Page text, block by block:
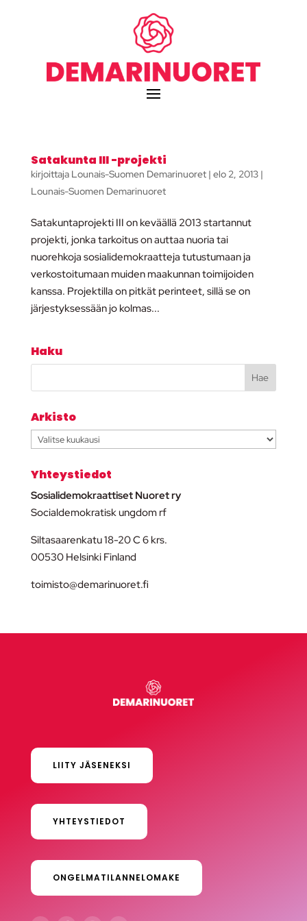
Satakunta III -projekti
kirjoittaja Lounais-Suomen Demarinuoret| elo 2, 2013|
Lounais-Suomen Demarinuoret
Satakuntaprojekti III on keväällä 2013 startannut
projekti, jonka tarkoitus on auttaa nuoria tai
nuorehkoja sosialidemokraatteja tutustumaan ja
verkostoitumaan muiden maakunnan toimijoiden
kanssa. Projektilla on pitkät perinteet, sillä se on
järjestyksessään jo kolmas...
Haku
Arkisto
Arkisto
Yhteystiedot
Sosialidemokraattiset Nuoret ry
Socialdemokratisk ungdom rf
Siltasaarenkatu 18-20 C 6 krs.
00530 Helsinki Finland
toimisto@demarinuoret.fi
LIITY JÄSENEKSI
YHTEYSTIEDOT
ONGELMATILANNELOMAKE